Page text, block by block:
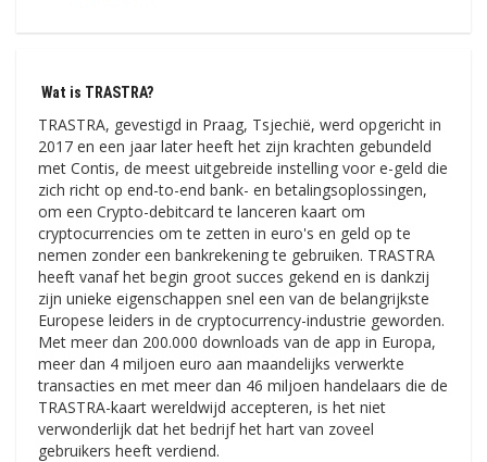
Wat is TRASTRA?
TRASTRA, gevestigd in Praag, Tsjechië, werd opgericht in
2017 en een jaar later heeft het zijn krachten gebundeld
met Contis, de meest uitgebreide instelling voor e-geld die
zich richt op end-to-end bank- en betalingsoplossingen,
om een ​​Crypto-debitcard te lanceren kaart om
cryptocurrencies om te zetten in euro's en geld op te
nemen zonder een bankrekening te gebruiken. TRASTRA
heeft vanaf het begin groot succes gekend en is dankzij
zijn unieke eigenschappen snel een van de belangrijkste
Europese leiders in de cryptocurrency-industrie geworden.
Met meer dan 200.000 downloads van de app in Europa,
meer dan 4 miljoen euro aan maandelijks verwerkte
transacties en met meer dan 46 miljoen handelaars die de
TRASTRA-kaart wereldwijd accepteren, is het niet
verwonderlijk dat het bedrijf het hart van zoveel
gebruikers heeft verdiend.